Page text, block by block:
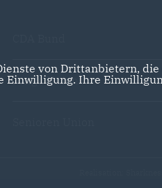
Junge Union
von Drittanbietern,
Einwilligung. Ihre